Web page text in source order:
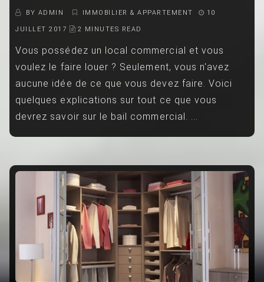
BY ADMIN IMMOBILIER & APPARTEMENT 10
JUILLET 2017 2 MINUTES READ
Vous possédez un local commercial et vous
voulez le faire louer ? Seulement, vous n'avez
aucune idée de ce que vous devez faire. Voici
quelques explications sur tout ce que vous
devrez savoir sur le bail commercial. ...